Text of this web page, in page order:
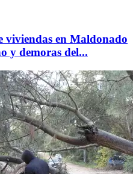
viviendas en Maldonado
y demoras del...